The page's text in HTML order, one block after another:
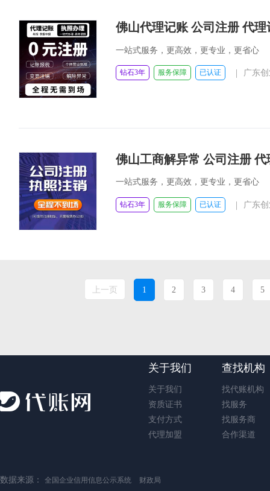
佛山代理记账 公司注册 代
一站式服务，更高效，更专业，更省心
钻石3年 服务保障 已认证 广东
佛山工商解异常
一站式服务，更高效，更专业，更省心
钻石3年 服务保障 已认证 | 广东
上一页 1 2 3 4 5
关于我们
关于我们
资质证书
支付方式
代理加盟
查找机构
找代账机构
找服务
找服务商
合作渠道
数据来源： 全国企业信用信息公示系统 财政局